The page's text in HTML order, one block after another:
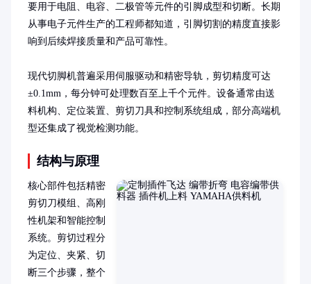
要用于电阻、电容、二极管等元件的引脚成型和切断。长期
从事电子元件生产的工程师都知道，引脚切割的精度直接影
响到后续焊接质量和产品可靠性。
现代切脚机普遍采用伺服驱动和精密导轨，剪切精度可达
±0.1mm，每分钟可处理数百至上千个元件。设备通常由送
料机构、定位装置、剪切刀具和控制系统组成，部分高端机
型还集成了视觉检测功能。
结构与原理
核心部件包括精密
剪切刀模组、高刚
性机架和智能控制
系统。剪切过程分
为定位、夹紧、切
断三个步骤，整个